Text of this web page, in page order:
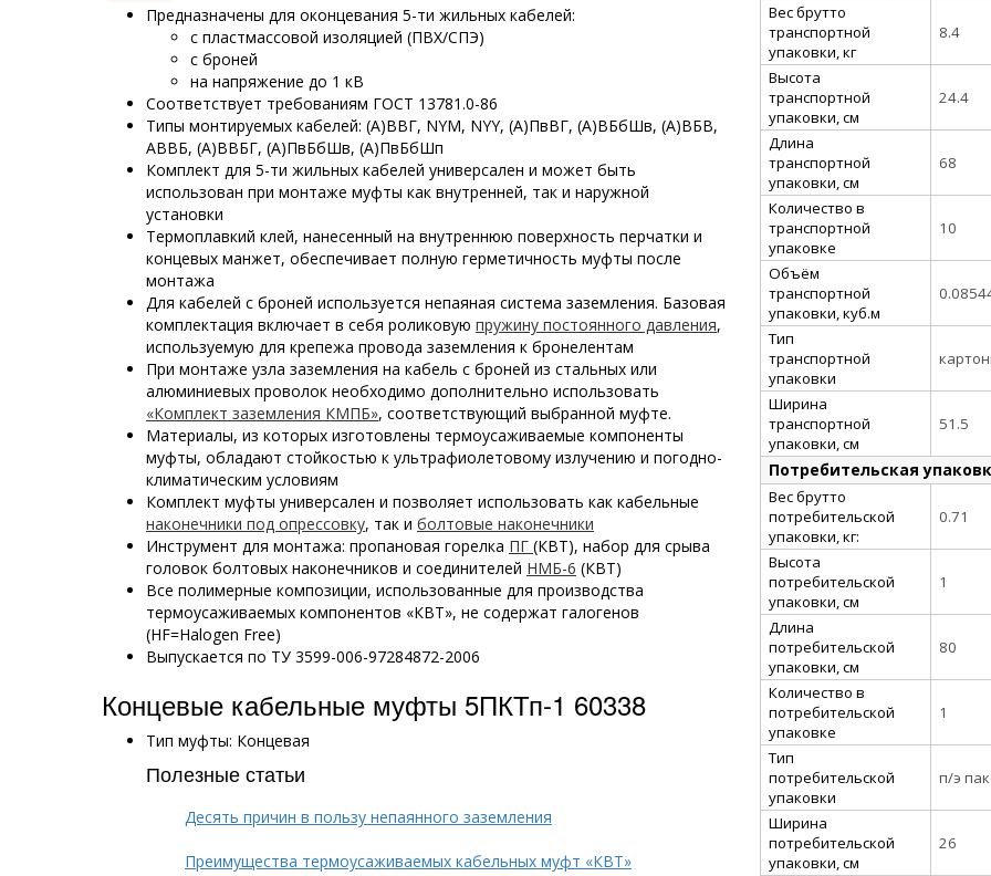
Предназначены для оконцевания 5-ти жильных кабелей:
с пластмассовой изоляцией (ПВХ/СПЭ)
с броней
на напряжение до 1 кВ
Соответствует требованиям ГОСТ 13781.0-86
Типы монтируемых кабелей: (А)ВВГ, NYM, NYY, (А)ПвВГ, (А)ВБбШв, (А)ВБВ,
АВВБ, (А)ВВБГ, (А)ПвБбШв, (А)ПвБбШп
Комплект для 5-ти жильных кабелей универсален и может быть
использован при монтаже муфты как внутренней, так и наружной
установки
Термоплавкий клей, нанесенный на внутреннюю поверхность перчатки и
концевых манжет, обеспечивает полную герметичность муфты после
монтажа
Для кабелей с броней используется непаяная система заземления. Базовая
комплектация включает в себя роликовую пружину постоянного давления,
используемую для крепежа провода заземления к бронелентам
При монтаже узла заземления на кабель с броней из стальных или
алюминиевых проволок необходимо дополнительно использовать
«Комплект заземления КМПБ», соответствующий выбранной муфте.
Материалы, из которых изготовлены термоусаживаемые компоненты
муфты, обладают стойкостью к ультрафиолетовому излучению и погодно-
климатическим условиям
Комплект муфты универсален и позволяет использовать как кабельные
наконечники под опрессовку, так и болтовые наконечники
Инструмент для монтажа: пропановая горелка ПГ (КВТ), набор для срыва
головок болтовых наконечников и соединителей НМБ-6 (КВТ)
Все полимерные композиции, использованные для производства
термоусаживаемых компонентов «КВТ», не содержат галогенов
(HF=Halogen Free)
Выпускается по ТУ 3599-006-97284872-2006
Концевые кабельные муфты 5ПКТп-1 60338
Тип муфты: Концевая
Полезные статьи
Десять причин в пользу непаянного заземления
Преимущества термоусаживаемых кабельных муфт «КВТ»
Вес брутто
транспортной
упаковки, кг
8.4
Высота
транспортной
упаковки, см
24.4
Длина
транспортной
упаковки, см
68
Количество в
транспортной
упаковке
10
Объём
транспортной
упаковки, куб.м
Тип
транспортной
упаковки
Ширина
транспортной
упаковки, см
51.5
Потребительская
Вес брутто
потребительской
упаковки, кг:
0.71
Высота
потребительской
упаковки, см
1
Длина
потребительской
упаковки, см
80
Количество в
потребительской
упаковке
1
Тип
потребительской
упаковки
п/э
Ширина
потребительской
упаковки, см
26